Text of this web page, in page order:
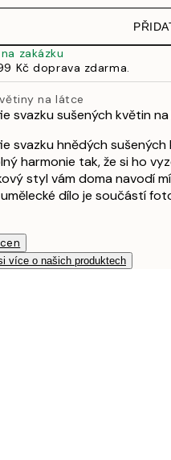
cm
cm
zakázku
Kč doprava zdarma.
na látce
svazku sušených květin
svazku hnědých
harmonie tak, že si ho
styl vám doma navodí
dílo je součástí
více o našich produktech